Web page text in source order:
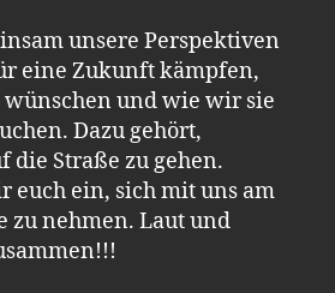
unsere Perspektiven
eine Zukunft kämpfen,
und wie wir sie
Dazu gehört,
die Straße zu gehen.
euch ein, sich mit uns am
zu nehmen. Laut und